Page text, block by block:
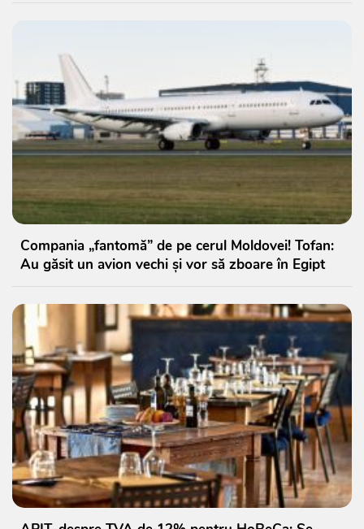
Compania „fantomă” de pe cerul Moldovei! Tofan:
Au găsit un avion vechi și vor să zboare în Egipt